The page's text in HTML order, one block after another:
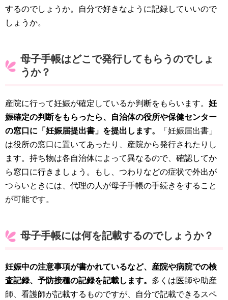
するのでしょうか。自分で好きなように記録していいので
しょうか。
母子手帳はどこで発行してもらうのでしょ
うか？
産院に行って妊娠が確定しているか判断をもらいます。 妊
娠確定の判断をもらったら、自治体の役所や保健センター
の窓口に「妊娠届提出書」を提出します。
「妊娠届出書」
は役所の窓口に置いてあったり、産院から発行されたりし
ます。持ち物は各自治体によって異なるので、確認してか
ら窓口に行きましょう。もし、つわりなどの症状で外出が
つらいときには、代理の人が母子手帳の手続きをすること
が可能です。
母子手帳には何を記載するのでしょうか？
妊娠中の注意事項が書かれているなど、産院や病院での検
査記録、予防接種の記録を記載します。 多くは医師や助産
師、看護師が記載するものですが、自分で記載できるスペ